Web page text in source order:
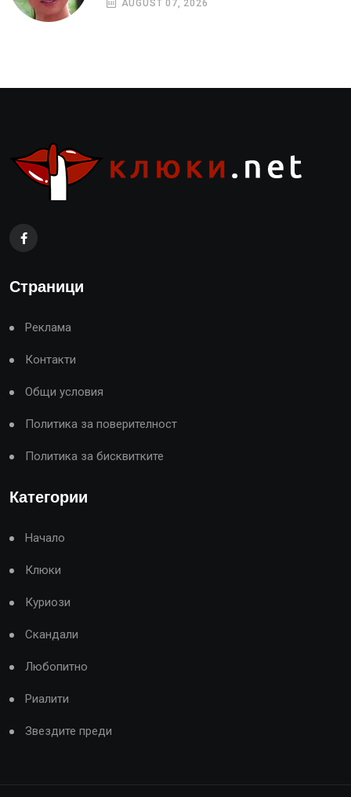
AUGUST 07, 2026
Страници
Реклама
Контакти
Общи условия
Политика за поверителност
Политика за бисквитките
Категории
Начало
Клюки
Куриози
Скандали
Любопитно
Риалити
Звездите преди